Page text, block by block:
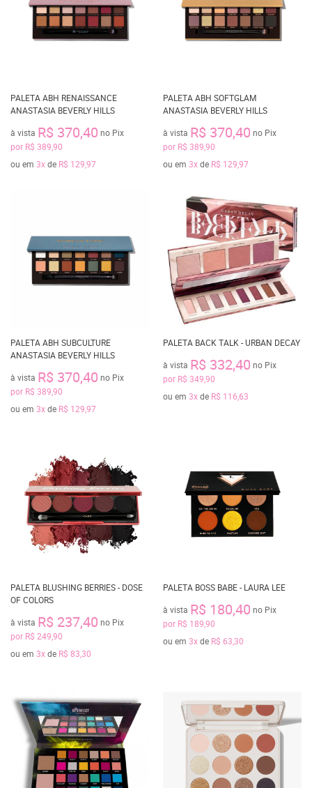
PALETA ABH RENAISSANCE
ANASTASIA BEVERLY HILLS
à vista R$ 370,40 no Pix
por R$ 389,90
ou em 3xde R$ 129,97
PALETA ABH SOFTGLAM
ANASTASIA BEVERLY HILLS
à vista R$ 370,40 no Pix
por R$ 389,90
ou em 3xde R$ 129,97
PALETA ABH SUBCULTURE
ANASTASIA BEVERLY HILLS
à vista R$ 370,40 no Pix
por R$ 389,90
ou em 3xde R$ 129,97
PALETA BACK TALK - URBAN DECAY
à vista R$ 332,40 no Pix
por R$ 349,90
ou em 3xde R$ 116,63
PALETA BLUSHING BERRIES - DOSE
OF COLORS
à vista R$ 237,40 no Pix
por R$ 249,90
ou em 3xde R$ 83,30
PALETA BOSS BABE - LAURA LEE
à vista R$ 180,40 no Pix
por R$ 189,90
ou em 3xde R$ 63,30